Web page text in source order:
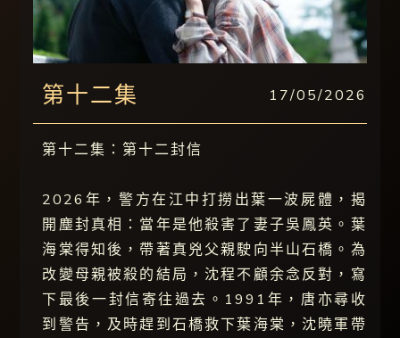
第十二集 17/05/2026
第十二集：第十二封信
2026年，警方在江中打撈出葉一波屍體，揭
開塵封真相：當年是他殺害了妻子吳鳳英。葉
海棠得知後，帶著真兇父親駛向半山石橋。為
改變母親被殺的結局，沈程不顧余念反對，寫
下最後一封信寄往過去。1991年，唐亦尋收
到警告，及時趕到石橋救下葉海棠，沈曉軍帶